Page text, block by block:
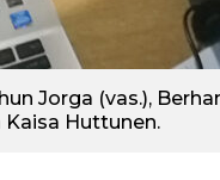
Jorga (vas.),
Kaisa Huttunen.